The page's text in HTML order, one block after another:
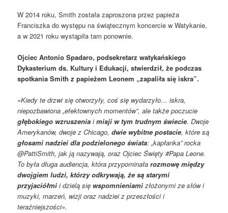
W 2014 roku, Smith została zaproszona przez papieża
Franciszka do występu na świątecznym koncercie w Watykanie,
a w 2021 roku wystąpiła tam ponownie.
Ojciec Antonio Spadaro, podsekretarz watykańskiego
Dykasterium ds. Kultury i Edukacji, stwierdził, że podczas
spotkania Smith z papieżem Leonem „zapaliła się iskra”.
«Kiedy te drzwi się otworzyły, coś się wydarzyło… iskra,
niepozbawiona „efektownych momentów”, ale także poczucie
głębokiego wzruszenia imisji w tym trudnym świecie. Dwoje
Amerykanów, dwoje z Chicago,dwie wybitne postacie, które są
głosami nadziei dla podzielonego świata: „kapłanka” rocka
@PattiSmith, jak ją nazywają, oraz Ojciec Święty #Papa Leone.
To była długa audiencja, która przypominałarozmowę między
dwojgiem ludzi, którzy odkrywają, że są starymi
przyjaciółmi i dzielą się wspomnieniamizłożonymi ze słów i
muzyki, marzeń, wizji oraz nadziei z przeszłości i
teraźniejszości».